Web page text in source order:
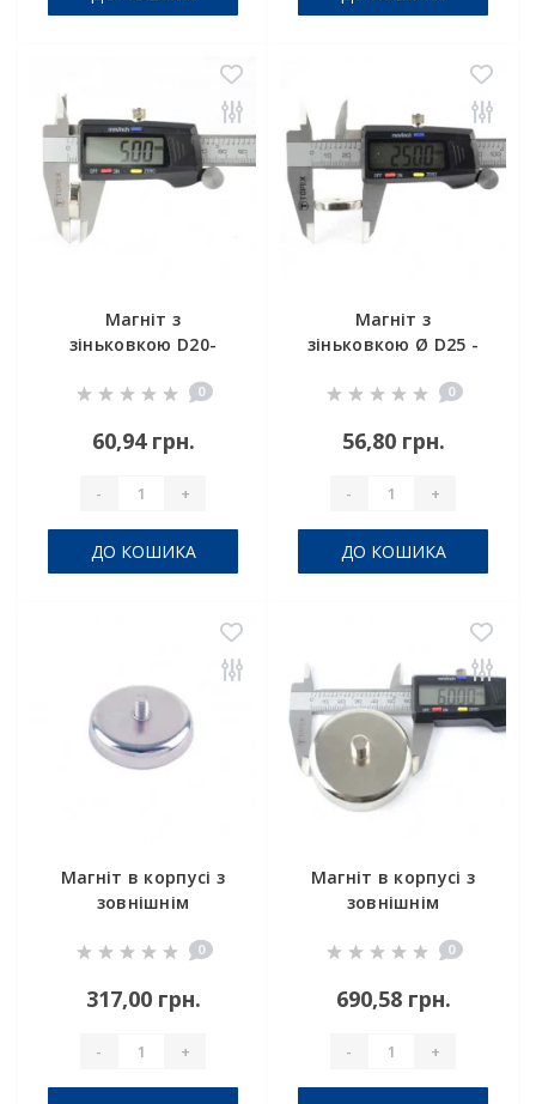
Магніт з
зіньковкою D20-
0
60,94 грн.
- +
ДО КОШИКА
Магніт з
зіньковкою Ø D25 -
0
56,80 грн.
- +
ДО КОШИКА
Магніт в корпусі з
зовнішнім
0
317,00 грн.
- +
Магніт в корпусі з
зовнішнім
0
690,58 грн.
- +